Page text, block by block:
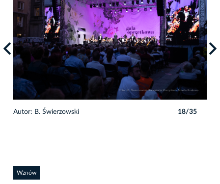
Autor: B. Świerzowski 18/35
Wznów